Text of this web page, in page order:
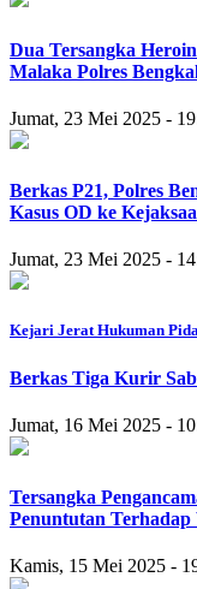
Dua Tersangka
Malaka Polres
Jumat, 23 Mei 2025 -
Berkas P21, Polres
Kasus OD ke
Jumat, 23 Mei 2025 -
Kejari Jerat Hukuman
Berkas Tiga Kurir
Jumat, 16 Mei 2025 -
Tersangka
Penuntutan Terhadap
Kamis, 15 Mei 2025 -